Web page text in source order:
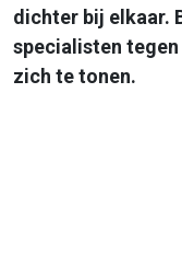
dichter bij elkaar.
specialisten
zich te tonen.